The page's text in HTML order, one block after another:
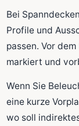
Bei
Profile und
passen. Vor
markiert und
Wenn Sie
eine kurze
wo soll